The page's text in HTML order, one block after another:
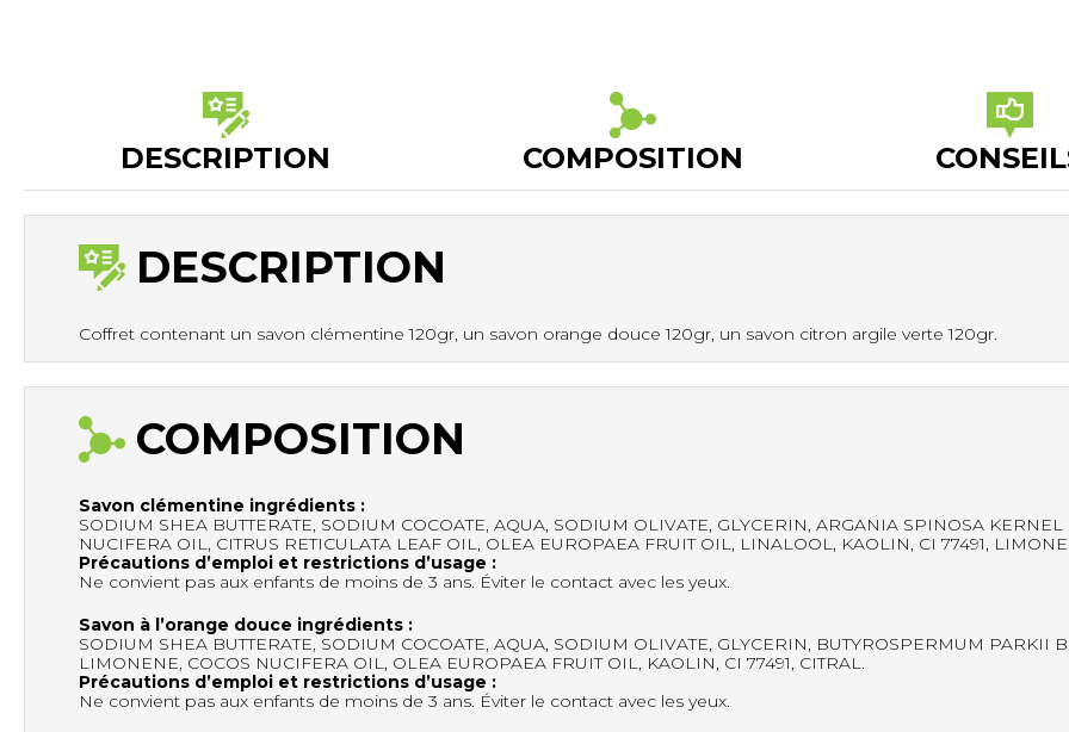
DESCRIPTION COMPOSITION
DESCRIPTION
Coffret contenant un savon clémentine 120gr, un savon orange douce 120gr, un savon citron argile verte 120gr.
COMPOSITION
Savon clémentine ingrédients :
SODIUM SHEA BUTTERATE, SODIUM COCOATE, AQUA, SODIUM OLIVATE, GLYCERIN, ARGANIA SPINOSA
NUCIFERA OIL, CITRUS RETICULATA LEAF OIL, OLEA EUROPAEA FRUIT OIL, LINALOOL, KAOLIN, CI 77491,
Précautions d’emploi et restrictions d’usage :
Ne convient pas aux enfants de moins de 3 ans. Éviter le contact avec les yeux.
Savon à l’orange douce ingrédients :
SODIUM SHEA BUTTERATE, SODIUM COCOATE, AQUA, SODIUM OLIVATE, GLYCERIN, BUTYROSPERMUM PARKII
LIMONENE, COCOS NUCIFERA OIL, OLEA EUROPAEA FRUIT OIL, KAOLIN, CI 77491, CITRAL.
Précautions d’emploi et restrictions d’usage :
Ne convient pas aux enfants de moins de 3 ans. Éviter le contact avec les yeux.